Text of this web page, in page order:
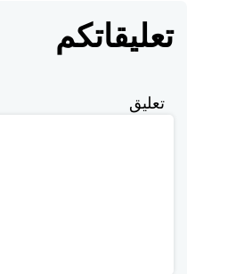
تعليقاتكم
تعليق